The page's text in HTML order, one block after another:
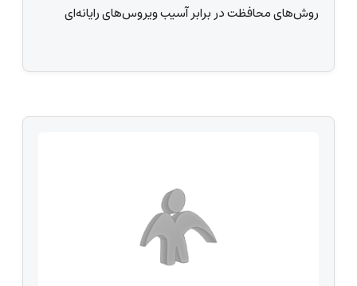
روش‌های محافظت در برابر آسیب ویروس‌های رایانه‌ای